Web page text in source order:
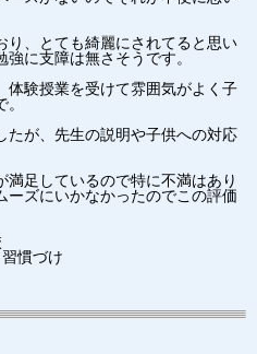
り、とても綺麗にされてると思い
に支障は無さそうです。
体験授業を受けて雰囲気がよく子
たが、先生の説明や子供への対応
足しているので特に不満はあり
ーズにいかなかったのでこの評価
慣づけ